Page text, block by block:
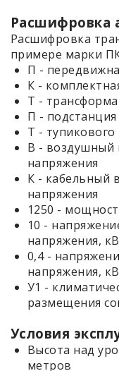
Расшифровка
Расшифровка
примере марки
П -
К -
Т -
П - подстанция
Т - тупикового
В - воздушный
напряжения
К - кабельный
напряжения
1250 -
10 -
напряжения, кВ
0,4 -
напряжения, кВ
У1 -
размещения
Условия
Высота над
метров